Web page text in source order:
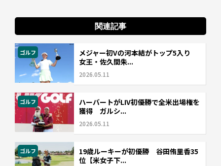
関連記事
ゴルフ
メジャー初Vの河本結がトップ5入り
女王・佐久間朱...
2026.05.11
ゴルフ
ハーバートがLIV初優勝で全米出場権を
獲得 ガルシ...
2026.05.11
ゴルフ
19歳ルーキーが初優勝 谷田侑里香35
位【米女子下...